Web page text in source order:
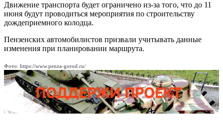
Движение транспорта будет ограничено из-за того, что до 11
июня будут проводиться мероприятия по строительству
дождеприемного колодца.
Пензенских автомобилистов призвали учитывать данные
изменения при планировании маршрута.
Фото: https://www.penza-gorod.ru/